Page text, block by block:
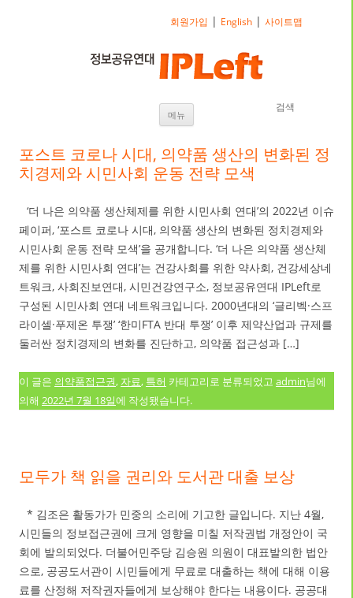
메뉴 내용으로 바로가기검색
회원가입 | English |사이트맵
포스트 코로나 시대, 의약품 생산의 변화된 정
치경제와 시민사회 운동 전략 모색
‘더 나은 의약품 생산체제를 위한 시민사회 연대’의 2022년 이슈
페이퍼, ‘포스트 코로나 시대, 의약품 생산의 변화된 정치경제와
시민사회 운동 전략 모색’을 공개합니다. ‘더 나은 의약품 생산체
제를 위한 시민사회 연대’는 건강사회를 위한 약사회, 건강세상네
트워크, 사회진보연대, 시민건강연구소, 정보공유연대 IPLeft로
구성된 시민사회 연대 네트워크입니다. 2000년대의 ‘글리벡·스프
라이셀·푸제온 투쟁’ ‘한미FTA 반대 투쟁’ 이후 제약산업과 규제를
둘러싼 정치경제의 변화를 진단하고, 의약품 접근성과 […]
이 글은 의약품접근권, 자료, 특허 카테고리로 분류되었고 admin님에
의해 2022년 7월 18일에 작성됐습니다.
모두가 책 읽을 권리와 도서관 대출 보상
* 김조은 활동가가 민중의 소리에 기고한 글입니다. 지난 4월,
시민들의 정보접근권에 크게 영향을 미칠 저작권법 개정안이 국
회에 발의되었다. 더불어민주당 김승원 의원이 대표발의한 법안
으로, 공공도서관이 시민들에게 무료로 대출하는 책에 대해 이용
료를 산정해 저작권자들에게 보상해야 한다는 내용이다. 공공대